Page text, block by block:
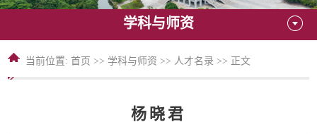
学科与师资
当前位置:首页 >> 学科与师资 >> 人才名录 >> 正文
杨晓君